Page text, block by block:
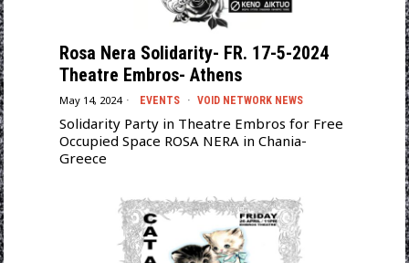
Rosa Nera Solidarity- FR. 17-5-2024
Theatre Embros- Athens
May 14, 2024 EVENTS · VOID NETWORK NEWS
Solidarity Party in Theatre Embros for Free
Occupied Space ROSA NERA in Chania-
Greece